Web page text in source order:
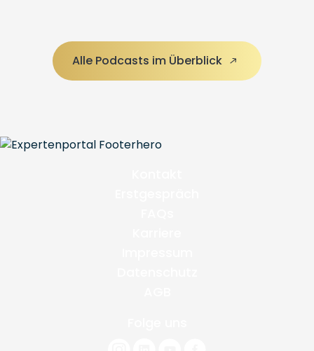
Alle Podcasts im Überblick